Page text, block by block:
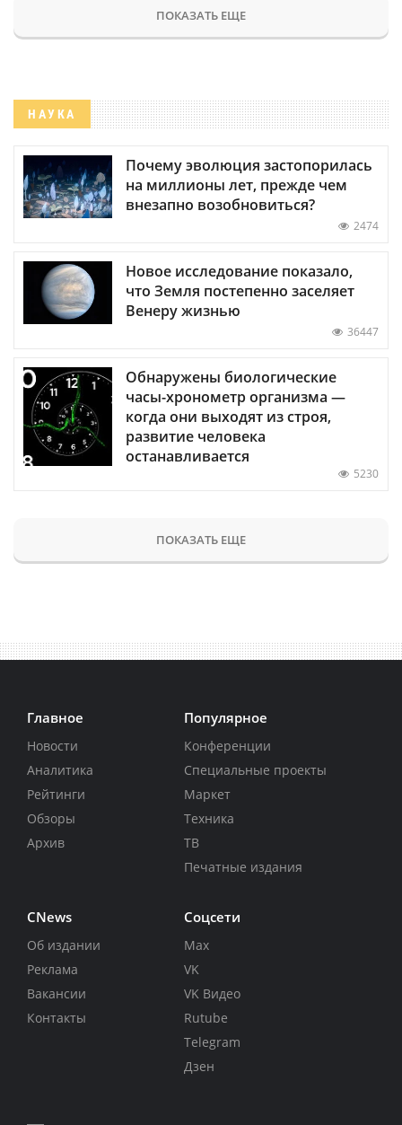
ПОКАЗАТЬ ЕЩЕ
НАУКА
Почему эволюция застопорилась
на миллионы лет, прежде чем
внезапно возобновиться?
2474
Новое исследование показало,
что Земля постепенно заселяет
Венеру жизнью
36447
Обнаружены биологические
часы-хронометр организма —
когда они выходят из строя,
развитие человека
останавливается
5230
ПОКАЗАТЬ ЕЩЕ
Главное
Новости
Аналитика
Рейтинги
Обзоры
Архив
Популярное
Конференции
Специальные проекты
Маркет
Техника
ТВ
Печатные издания
CNews
Об издании
Реклама
Вакансии
Контакты
Соцсети
Max
VK
VK Видео
Rutube
Telegram
Дзен